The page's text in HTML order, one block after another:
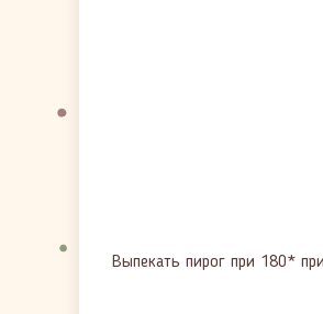
Выпекать пирог при 180*